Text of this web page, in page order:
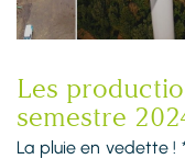
Les
semestre
La pluie en vedette !